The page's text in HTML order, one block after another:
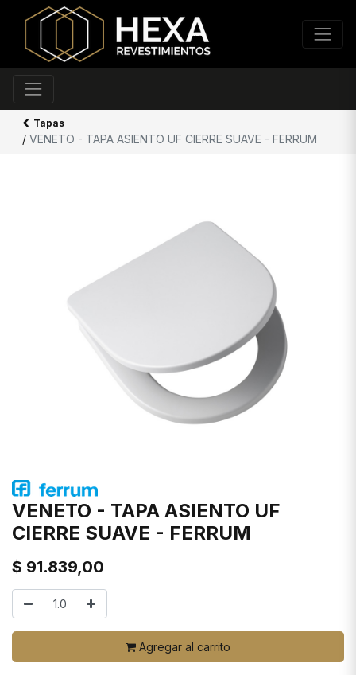
Tapas
/ VENETO - TAPA ASIENTO UF CIERRE SUAVE - FERRUM
VENETO - TAPA ASIENTO UF
CIERRE SUAVE - FERRUM
$ 91.839,00
Agregar al carrito